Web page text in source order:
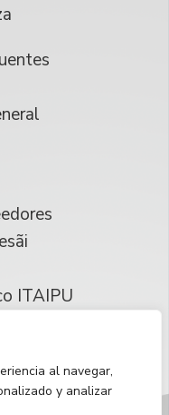
al navegar,
y analizar
ITAIPU
derechos